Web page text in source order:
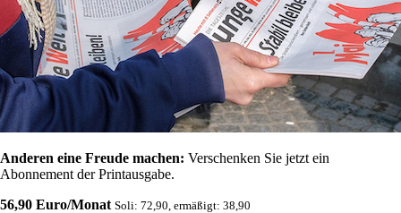
Anderen eine Freude machen: Verschenken Sie jetzt ein
Abonnement der Printausgabe.
56,90 Euro/Monat Soli: 72,90, ermäßigt: 38,90